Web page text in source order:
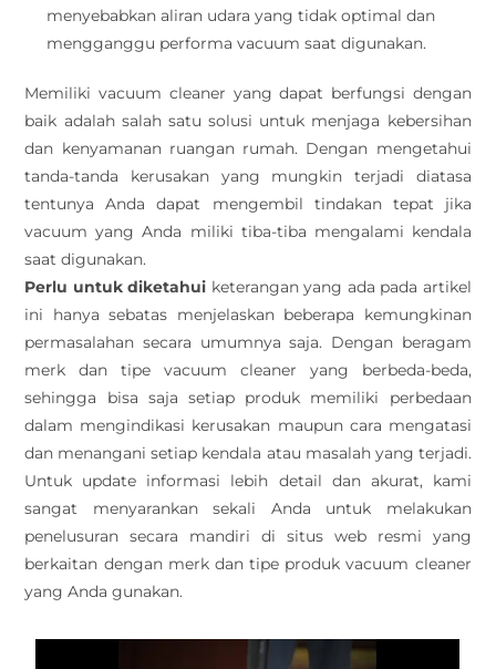
menyebabkan aliran udara yang tidak optimal dan
mengganggu performa vacuum saat digunakan.
Memiliki vacuum cleaner yang dapat berfungsi dengan
baik adalah salah satu solusi untuk menjaga kebersihan
dan kenyamanan ruangan rumah. Dengan mengetahui
tanda-tanda kerusakan yang mungkin terjadi diatasa
tentunya Anda dapat mengembil tindakan tepat jika
vacuum yang Anda miliki tiba-tiba mengalami kendala
saat digunakan.
Perlu untuk diketahui keterangan yang ada pada artikel
ini hanya sebatas menjelaskan beberapa kemungkinan
permasalahan secara umumnya saja. Dengan beragam
merk dan tipe vacuum cleaner yang berbeda-beda,
sehingga bisa saja setiap produk memiliki perbedaan
dalam mengindikasi kerusakan maupun cara mengatasi
dan menangani setiap kendala atau masalah yang terjadi.
Untuk update informasi lebih detail dan akurat, kami
sangat menyarankan sekali Anda untuk melakukan
penelusuran secara mandiri di situs web resmi yang
berkaitan dengan merk dan tipe produk vacuum cleaner
yang Anda gunakan.